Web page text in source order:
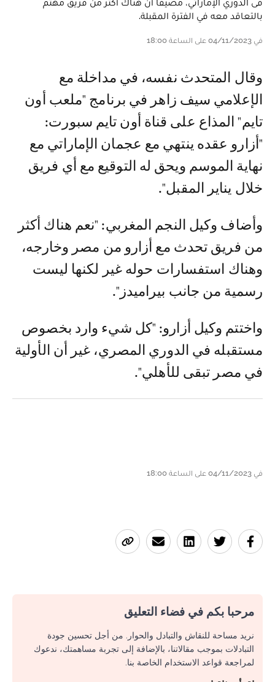
فى الدوري الإماراتي، مضيفا أن هناك أكثر من فريق مهتم
بالتعاقد معه في الفترة المقبلة.
في 04/11/2023 على الساعة 18:00
وقال المتحدث نفسه، في مداخلة مع
الإعلامي سيف زاهر في برنامج "ملعب أون
تايم" المذاع على قناة أون تايم سبورت:
"أزارو عقده ينتهي مع عجمان الإماراتي مع
نهاية الموسم ويحق له التوقيع مع أي فريق
خلال يناير المقبل".
وأضاف وكيل النجم المغربي: "نعم هناك أكثر
من فريق تحدث مع أزارو من مصر وخارجه،
وهناك استفسارات حوله غير لكنها ليست
رسمية من جانب بيراميدز".
واختتم وكيل أزارو: "كل شيء وارد بخصوص
مستقبله في الدوري المصري، غير أن الأولية
في مصر تبقى للأهلي".
في 04/11/2023 على الساعة 18:00
مرحبا بكم في فضاء التعليق
نريد مساحة للنقاش والتبادل والحوار. من أجل تحسين جودة
التبادلات بموجب مقالاتنا، بالإضافة إلى تجربة مساهمتك، ندعوك
لمراجعة قواعد الاستخدام الخاصة بنا.